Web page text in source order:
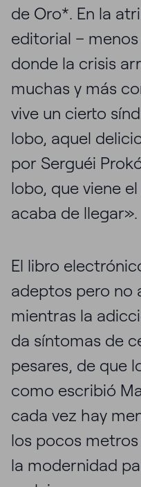
de Oro*. En la
editorial –
donde la crisis
muchas y más
vive un cierto
lobo, aquel
por Serguéi
lobo, que viene
acaba de llegar».
El libro
adeptos pero no
mientras la
da síntomas de
pesares, de que
como escribió
cada vez hay
los pocos
la modernidad